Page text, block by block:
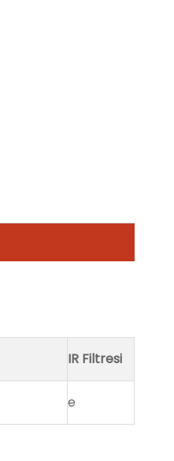
IR Filtresi
e